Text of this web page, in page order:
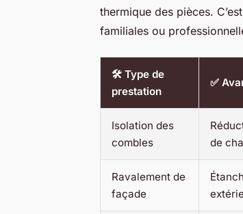
thermique des pièces.
familiales ou
🛠️ Type de
prestation
✅
Isolation des
combles
de
Ravalement de
façade